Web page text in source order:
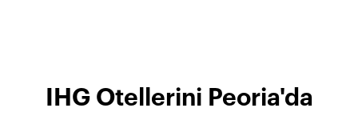
IHG Otellerini Peoria'da